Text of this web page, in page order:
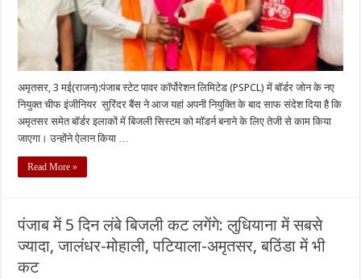
अमृतसर, 3 मई(राजन):पंजाब स्टेट पावर कॉर्पोरेशन लिमिटेड (PSPCL) में बॉर्डर जोन के नए
नियुक्त चीफ इंजीनियर सुरिंदर बैंस ने आज यहां अपनी नियुक्ति के बाद साफ संदेश दिया है कि
अमृतसर समेत बॉर्डर इलाकों में बिजली सिस्टम को मॉडर्न बनाने के लिए तेजी से काम किया
जाएगा। उन्होंने ऐलान किया …
Read More »
पंजाब में 5 दिन लंबे बिजली कट लगेंगे: लुधियाना में सबसे
ज्यादा, जालंधर-मोहाली, पटियाला-अमृतसर, बठिंडा में भी
कट